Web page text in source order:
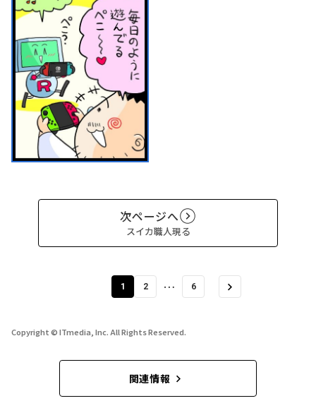
次ページへ
スイカ職人現る
1 2 … 6
Copyright © ITmedia, Inc. All Rights Reserved.
関連情報